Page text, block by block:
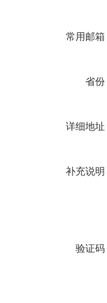
常用邮箱
省份
详细地址
补充说明
验证码